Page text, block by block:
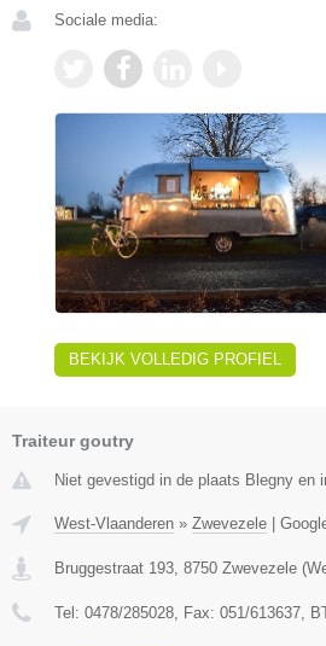
Sociale media:
BEKIJK VOLLEDIG PROFIEL
Traiteur goutry
Niet gevestigd in de plaats Blegny en
West-Vlaanderen » Zwevezele |
Bruggestraat 193 8750 Zwevezele (
Tel: 0478/285028 , Fax: 051/613637 ,